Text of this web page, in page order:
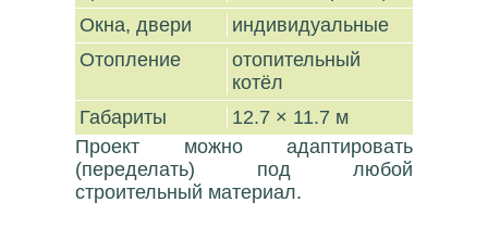
Окна, двери
индивидуальные
Отопление
отопительный
котёл
Габариты
12.7 × 11.7 м
Проект можно адаптировать
(переделать) под любой
строительный материал.